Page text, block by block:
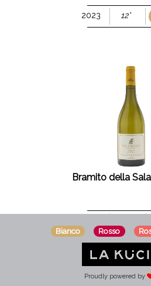
2023 12°
Bramito della
Proudly powered by
Bianco Rosso
Proudly powered by
Bianco Rosso